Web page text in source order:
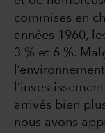
commises en
années 1960,
3 % et 6 %.
arrivés bien
nous avons